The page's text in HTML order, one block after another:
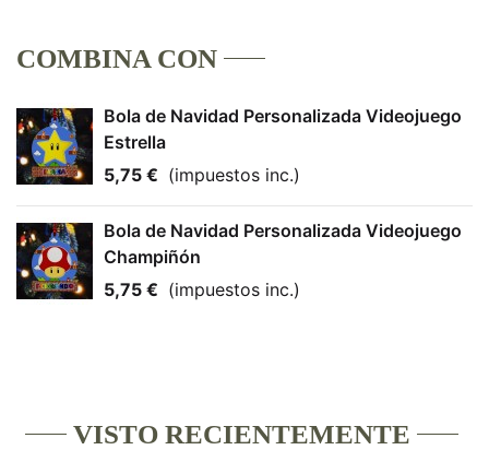
COMBINA CON
Bola de Navidad Personalizada Videojuego
Estrella
5,75 € (impuestos inc.)
Bola de Navidad Personalizada Videojuego
Champiñón
5,75 € (impuestos inc.)
VISTO RECIENTEMENTE